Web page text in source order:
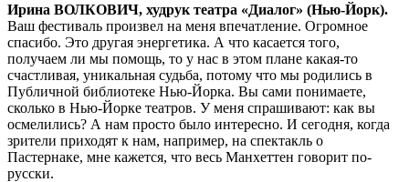
Ирина ВОЛКОВИЧ, худрук театра «Диалог» (Нью-Йорк).
Ваш фестиваль произвел на меня впечатление. Огромное
спасибо. Это другая энергетика. А что касается того,
получаем ли мы помощь, то у нас в этом плане какая-то
счастливая, уникальная судьба, потому что мы родились в
Публичной библиотеке Нью-Йорка. Вы сами понимаете,
сколько в Нью-Йорке театров. У меня спрашивают: как вы
осмелились? А нам просто было интересно. И сегодня, когда
зрители приходят к нам, например, на спектакль о
Пастернаке, мне кажется, что весь Манхеттен говорит по-
русски.